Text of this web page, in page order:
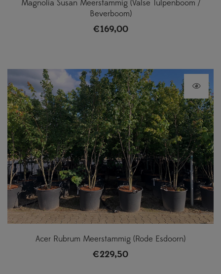
Magnolia Susan Meerstammig (Valse Tulpenboom /
Beverboom)
€169,00
Acer Rubrum Meerstammig (Rode Esdoorn)
€229,50